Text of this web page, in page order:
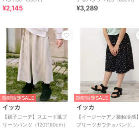
¥2,145 ¥3,289
期間限定SALE
イッカ
【親子コーデ】スエード風プ
リーツパンツ（120?160cm）
期間限定SALE
イッカ
【イージーケア／接触冷感】
プリーツガウチョパンツ